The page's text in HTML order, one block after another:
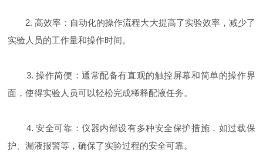
2. 高效率：自动化的操作流程大大提高了实验效率，减少了
实验人员的工作量和操作时间。
3. 操作简便：通常配备有直观的触控屏幕和简单的操作界
面，使得实验人员可以轻松完成稀释配液任务。
4. 安全可靠：仪器内部设有多种安全保护措施，如过载保
护、漏液报警等，确保了实验过程的安全可靠。